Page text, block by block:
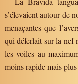
s’élevaient autour de
menaçantes que
qui déferlait sur la nef
les voiles au
moins rapide mais